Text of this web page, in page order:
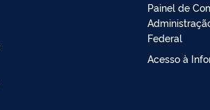
Painel de
Federal
Acesso à